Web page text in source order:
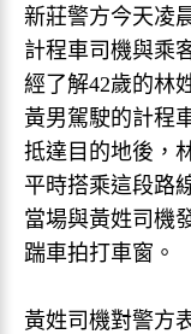
新莊警方今天凌
計程車司機與乘
經了解42歲的林
黃男駕駛的計程
抵達目的地後，
平時搭乘這段路
當場與黃姓司機
踹車拍打車窗。
黃姓司機對警方